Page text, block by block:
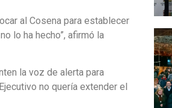
al Cosena para establecer
lo ha hecho”, afirmó la
la voz de alerta para
no quería extender el